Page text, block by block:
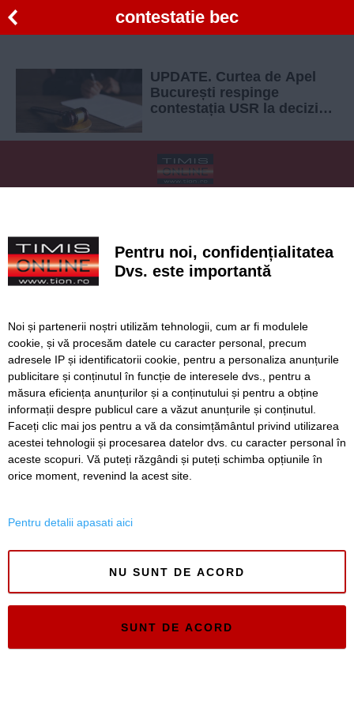
contestatie bec
UPDATE. Curtea de Apel
București respinge
contestația USR la decizia
campaniei pentru Nicușor
Dan
Politica de confidentialitate
Regulament postare și moderare comentarii
Timiș Online
ISSN 3008-2323
ISSN-L 3008-2323
Pentru noi, confidențialitatea
Dvs. este importantă
Noi și partenerii noștri utilizăm tehnologii, cum ar fi modulele
cookie, și vă procesăm datele cu caracter personal, precum
adresele IP și identificatorii cookie, pentru a personaliza anunțurile
publicitare și conținutul în funcție de interesele dvs., pentru a
măsura eficiența anunțurilor și a conținutului și pentru a obține
informații despre publicul care a văzut anunțurile și conținutul.
Faceți clic mai jos pentru a vă da consimțământul privind utilizarea
acestei tehnologii și procesarea datelor dvs. cu caracter personal în
aceste scopuri. Vă puteți răzgândi și puteți schimba opțiunile în
orice moment, revenind la acest site.
Pentru detalii apasati aici
NU SUNT DE ACORD
SUNT DE ACORD